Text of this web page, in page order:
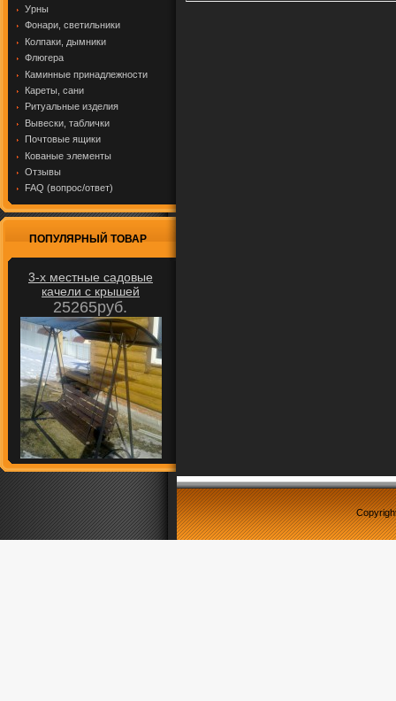
Урны
Фонари, светильники
Колпаки, дымники
Флюгера
Каминные принадлежности
Кареты, сани
Ритуальные изделия
Вывески, таблички
Почтовые ящики
Кованые элементы
Отзывы
FAQ (вопрос/ответ)
ПОПУЛЯРНЫЙ ТОВАР
3-х местные садовые
качели с крышей
25265руб.